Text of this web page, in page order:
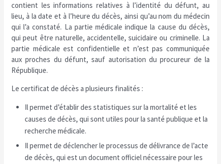
contient les informations relatives à l’identité du défunt, au
lieu, à la date et à l’heure du décès, ainsi qu’au nom du médecin
qui l’a constaté. La partie médicale indique la cause du décès,
qui peut être naturelle, accidentelle, suicidaire ou criminelle. La
partie médicale est confidentielle et n’est pas communiquée
aux proches du défunt, sauf autorisation du procureur de la
République.
Le certificat de décès a plusieurs finalités :
Il permet d’établir des statistiques sur la mortalité et les
causes de décès, qui sont utiles pour la santé publique et la
recherche médicale.
Il permet de déclencher le processus de délivrance de l’acte
de décès, qui est un document officiel nécessaire pour les